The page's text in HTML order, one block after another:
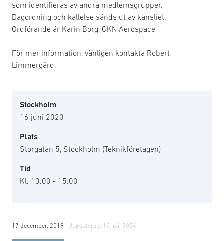
som identifieras av andra medlemsgrupper.
Dagordning och kallelse sänds ut av kansliet.
Ordförande är Karin Borg, GKN Aerospace
För mer information, vänligen kontakta Robert
Limmergård.
Stockholm
16 juni 2020
Plats
Storgatan 5, Stockholm (Teknikföretagen)
Tid
Kl. 13.00 - 15.00
17 december, 2019 | Uppdaterad: 15 juli, 2024